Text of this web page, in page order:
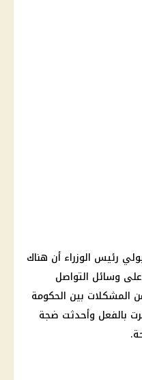
رئيس الوزراء أن هناك
على وسائل التواصل
المشكلات بين الحكومة
بالفعل وأحدثت ضجة